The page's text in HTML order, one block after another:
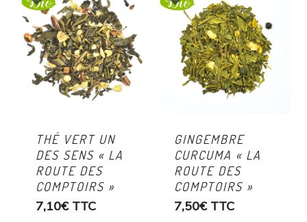
THÉ VERT UN
DES SENS « LA
ROUTE DES
COMPTOIRS »
7,10€ TTC
GINGEMBRE
CURCUMA « LA
ROUTE DES
COMPTOIRS »
7,50€ TTC